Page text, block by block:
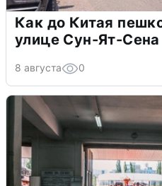
Как до Китая
улице Сун-Ят-
8 августа 0